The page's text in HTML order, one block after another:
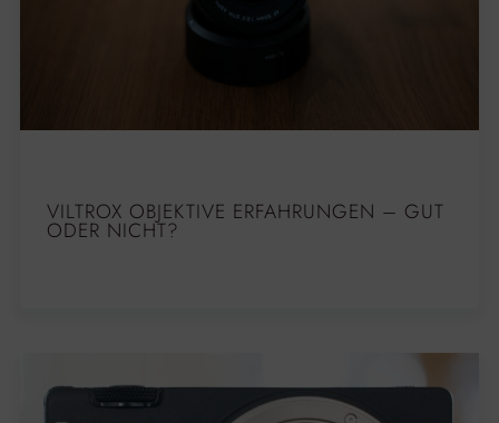
VILTROX OBJEKTIVE ERFAHRUNGEN – GUT
ODER NICHT?